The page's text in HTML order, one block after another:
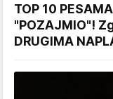
TOP 10
"POZAJMIO"!
DRUGIMA